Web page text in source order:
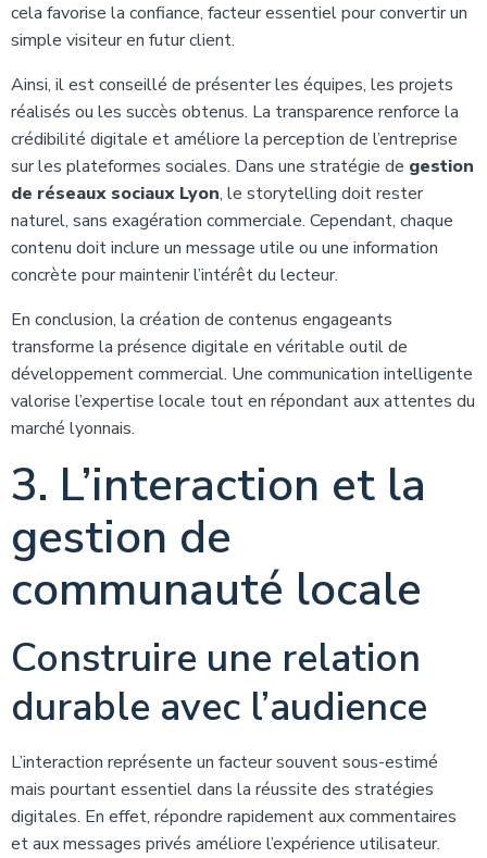
cela favorise la confiance, facteur essentiel pour convertir un
simple visiteur en futur client.
Ainsi, il est conseillé de présenter les équipes, les projets
réalisés ou les succès obtenus. La transparence renforce la
crédibilité digitale et améliore la perception de l’entreprise
sur les plateformes sociales. Dans une stratégie de gestion
de réseaux sociaux Lyon, le storytelling doit rester
naturel, sans exagération commerciale. Cependant, chaque
contenu doit inclure un message utile ou une information
concrète pour maintenir l’intérêt du lecteur.
En conclusion, la création de contenus engageants
transforme la présence digitale en véritable outil de
développement commercial. Une communication intelligente
valorise l’expertise locale tout en répondant aux attentes du
marché lyonnais.
3. L’interaction et la
gestion de
communauté locale
Construire une relation
durable avec l’audience
L’interaction représente un facteur souvent sous-estimé
mais pourtant essentiel dans la réussite des stratégies
digitales. En effet, répondre rapidement aux commentaires
et aux messages privés améliore l’expérience utilisateur.